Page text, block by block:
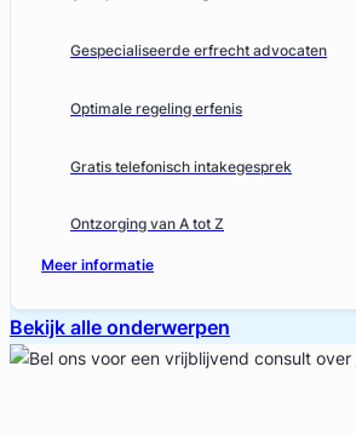
Gespecialiseerde erfrecht advocaten
Optimale regeling erfenis
Gratis telefonisch intakegesprek
Ontzorging van A tot Z
Meer informatie
Bekijk alle onderwerpen